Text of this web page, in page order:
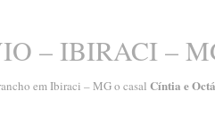
– IBIRACI –
em Ibiraci – MG o casal Cíntia e